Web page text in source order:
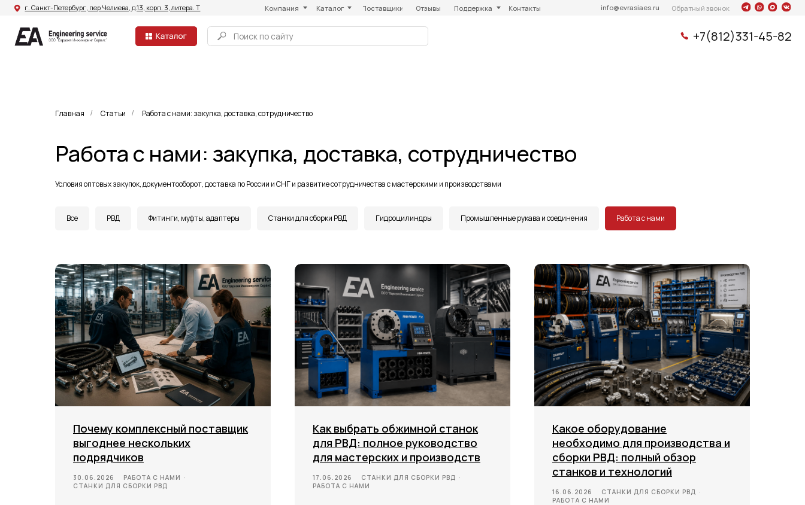
г. Санкт-Петербург, пер Челиева, д.13, корп. 3, литера. Т Каталог
Компания Поставщики Отзывы Контакты
Поддержка Обратный звонок
+7(812)331-45-82
Поиск по сайту
info@evrasiaes.ru
Главная / Статьи / Работа с нами: закупка, доставка, сотрудничество
Работа с нами: закупка, доставка, сотрудничество
Условия оптовых закупок, документооборот, доставка по России и СНГ и развитие сотрудничества с мастерскими и производствами
Все РВД Фитинги, муфты, адаптеры Станки для сборки РВД Гидроцилиндры Промышленные рукава и соединения Работа с нами
Почему комплексный поставщик
выгоднее нескольких
подрядчиков
30.06.2026
РАБОТА С НАМИ
СТАНКИ ДЛЯ СБОРКИ РВД
Как выбрать обжимной станок
для РВД: полное руководство
для мастерских и производств
17.06.2026
СТАНКИ ДЛЯ СБОРКИ РВД
РАБОТА С НАМИ
Какое оборудование
необходимо для производства и
сборки РВД: полный обзор
станков и технологий
16.06.2026
СТАНКИ ДЛЯ СБОРКИ РВД
РАБОТА С НАМИ